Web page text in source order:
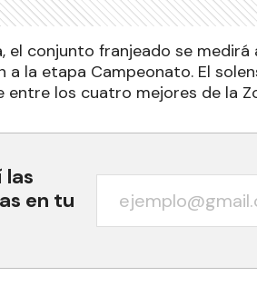
el conjunto franjeado se
a la etapa Campeonato. El
entre los cuatro mejores de la
las
en tu